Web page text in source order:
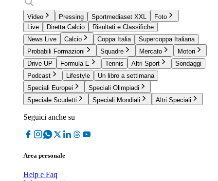
Video Pressing Sportmediaset XXL
Foto
Live
Diretta Calcio
Risultati e Classifiche
News Live
Calcio Coppa Italia
Supercoppa Italiana
Probabili Formazioni
Squadre Mercato
Motori
Drive UP
Formula E Tennis Altri Sport
Sondaggi
Podcast
Lifestyle
Un libro a settimana
Speciali Europei
Speciali Olimpiadi
Speciale Scudetti
Speciali Mondiali Altri Speciali
Seguici anche su
Area personale
Help e Faq